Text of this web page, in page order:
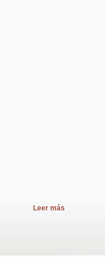
Leer más